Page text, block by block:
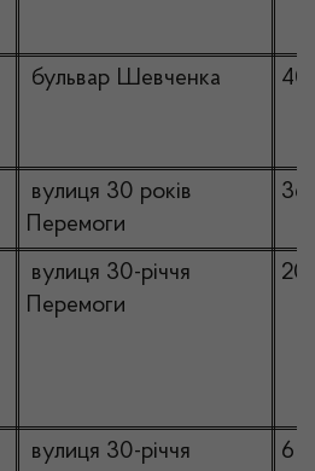
бульвар Шевченка
вулиця 30 років
Перемоги
36
вулиця 30-річчя
Перемоги
20
вулиця 30-річчя
6